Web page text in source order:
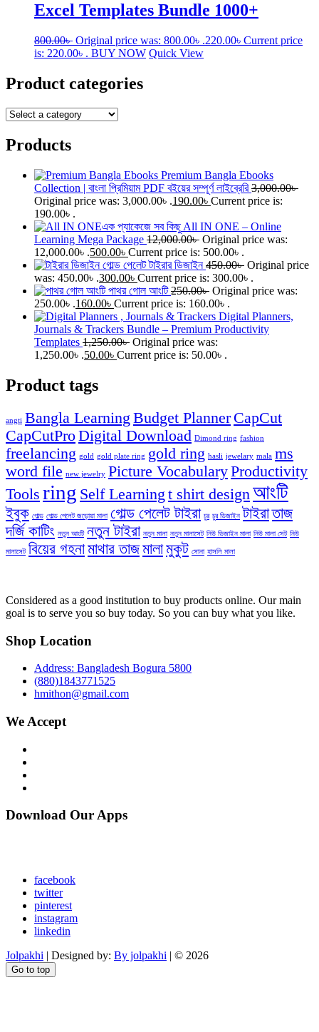
Excel Templates Bundle 1000+
800.00৳ Original price was: 800.00৳ .220.00৳ Current price
is: 220.00৳ . BUY NOW Quick View
Product categories
Products
Premium Bangla Ebooks
Collection | বাংলা প্রিমিয়াম PDF বইয়ের সম্পূর্ণ লাইব্রেরি 3,000.00৳
Original price was: 3,000.00৳ .190.00৳ Current price is:
190.00৳ .
All IN ONE – Online
Learning Mega Package 12,000.00৳ Original price was:
12,000.00৳ .500.00৳ Current price is: 500.00৳ .
গোল্ড পেলেট টাইরার ডিজাইন 450.00৳ Original price
was: 450.00৳ .300.00৳ Current price is: 300.00৳ .
পাথর গোল আংটি 250.00৳ Original price was:
250.00৳ .160.00৳ Current price is: 160.00৳ .
Digital Planners,
Journals & Trackers Bundle – Premium Productivity
Templates 1,250.00৳ Original price was:
1,250.00৳ .50.00৳ Current price is: 50.00৳ .
Product tags
angti Bangla Learning Budget Planner CapCut
CapCutProDigital Download Dimond ring fashion
freelancing gold gold plate ring gold ring hasli jewelary mala ms
word file new jewelry Picture VocabularyProductivity
Tools ring Self Learning t shirt designআংটি
ইবুক গোল্ড গোল্ড পেলেট জড়োয়া মালা গোল্ড পেলেট টাইরা চুর চুর ডিজাইন টাইরাতাজ
দর্জি কাটিং নতুন আংটি নতুন টাইরা নতুন মালা নতুন মালাসেট নিউ ডিজাইন মালা নিউ মালা সেট নিউ
মালাসেট বিয়ের গহনামাথার তাজমালামুকুট সোনা হাসলি মালা
Considered as a good institution to buy products online. Our main
goal is to serve you so buy today. So you can buy what you like.
Shop Location
Address: Bangladesh Bogura 5800
(880)1843771525
hmithon@gmail.com
We Accept
Download Our Apps
facebook
twitter
pinterest
instagram
linkedin
Jolpakhi | Designed by: By jolpakhi | © 2026
Go to top